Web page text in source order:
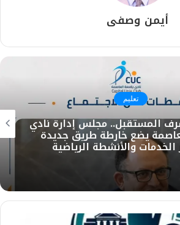
أيمن وصفى
تعليم
المستقبل.. مجلس إدارة نادي
يضع خارطة طريق جديدة
والأنشطة الرياضية